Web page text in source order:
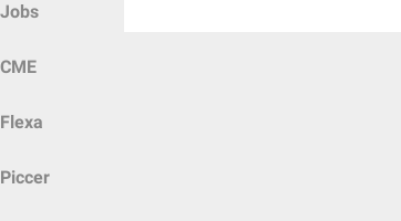
Jobs
CME
Flexa
Piccer